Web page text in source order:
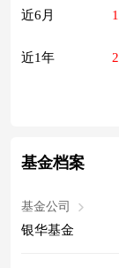
近6月
近1年
基金档案
基金公司
银华基金